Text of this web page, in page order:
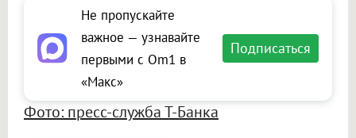
Не пропускайте
важное — узнавайте
первыми с Om1 в
«Макс»
Подписаться
Фото: пресс-служба Т-Банка